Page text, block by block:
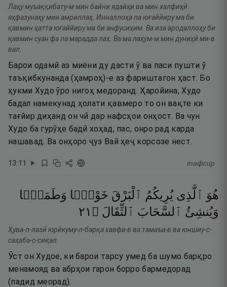
Лаҳу муъаққибату-м мин байни ядайҳи ва мин халфиҳӣ
яҳфазунаҳу мин амриллаҳ. Инналлоҳа ла юғаййиру ма би
қавмин ҳатта юғаййиру ма би анфусиҳим. Ва иза ародаллоҳу би
қавмин суан фа ла марадда лаҳ. Ва ма лаҳум-м мин дуниҳӣ ми-в
вал.
Барои одамӣ аз миёни ду дасти ӯ ва паси пушти ӯ
таъқибкунанда (ҳамроҳ)-е аз фариштагон ҳаст. Бо
ҳукми Худо ӯро нигоҳ медоранд. Ҳаройина, Худо
бадал намекунад ҳолати қавмеро то он вақте ки
тағйир диҳанд он чӣ дар нафсҳои онҳост. Ва чун
Худо ба гурӯҳе бадӣ хоҳад, пас, онро рад карда
нашавад. Ва онҳоро ҷуз Вай ҳеҷ корсозе нест.
13:11 тафсир
هُوَ ٱلَّذِى يُرِيكُمُ ٱلْبَرْقَ خَوْفًۭا وَطَمَعًۭا
وَيُنشِئُ ٱلسَّحَابَ ٱلثِّقَالَ ۝ ١٢
Ҳува-л-лазӣ юрӣкуму-л-барқа хавфа-в ва тамаъа-в ва юншиу-с-
саҳаба-с-сиқал.
Ӯст он Худое, ки барои тарсу умед ба шумо барқро
менамояд ва абрҳои гарон борро бармедорад
(падид меорад).